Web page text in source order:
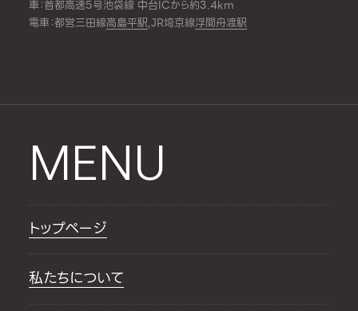
車：首都高速5号池袋線 中台ICから約3.4km
電車：都営三田線高島平駅,JR埼京線浮間舟渡駅
MENU
トップページ
私たちについて